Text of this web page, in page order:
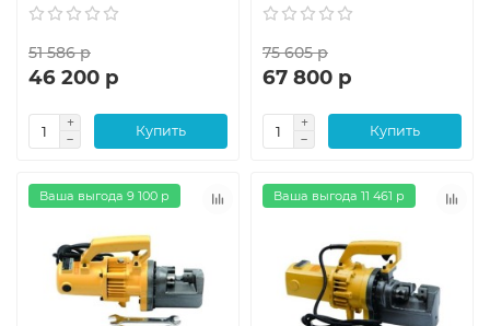
51 586 р
46 200 р
Купить
75 605 р
67 800 р
Купить
Ваша выгода 9 100 р Ваша выгода 11 461 р